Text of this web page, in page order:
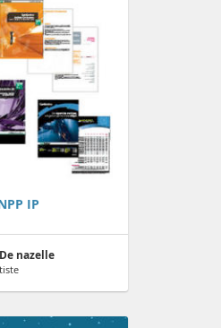
IP
nazelle